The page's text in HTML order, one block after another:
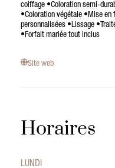
coiffage •Coloration semi-
•Coloration végétale •Mise en
personnalisées •Lissage
•Forfait mariée tout inclus
Site web
Horaires
LUNDI